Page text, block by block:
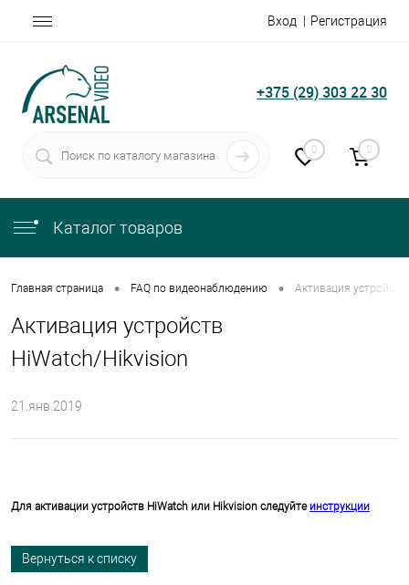
Вход Регистрация
+375 (29) 303 22 30
0 0
Каталог товаров
Главная страница • FAQ по видеонаблюдению • Активация
Активация устройств
HiWatch/Hikvision
21.янв.2019
Для активации устройств HiWatch или Hikvision следуйте инструкции
Вернуться к списку